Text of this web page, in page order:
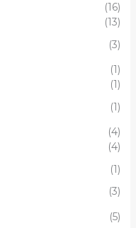
(16)
(13)
(3)
(1)
(1)
(1)
(4)
(4)
(1)
(3)
(5)